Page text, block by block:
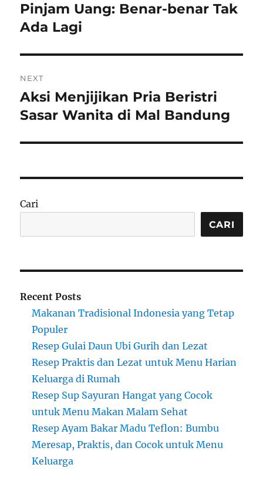
post:
Pinjam Uang: Benar-benar Tak
Ada Lagi
NEXT
Next
post:
Aksi Menjijikan Pria Beristri
Sasar Wanita di Mal Bandung
Cari
CARI
Recent Posts
Makanan Tradisional Indonesia yang Tetap
Populer
Resep Gulai Daun Ubi Gurih dan Lezat
Resep Praktis dan Lezat untuk Menu Harian
Keluarga di Rumah
Resep Sup Sayuran Hangat yang Cocok
untuk Menu Makan Malam Sehat
Resep Ayam Bakar Madu Teflon: Bumbu
Meresap, Praktis, dan Cocok untuk Menu
Keluarga